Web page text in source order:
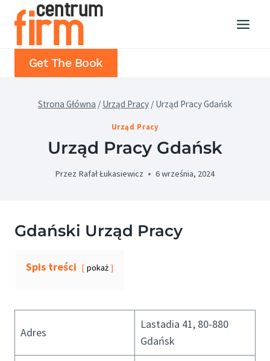
Przejdź
Get The Book
Strona Główna / Urząd Pracy / Urząd Pracy Gdańsk
Urząd Pracy
Urząd Pracy Gdańsk
Przez Rafał Łukasiewicz 6 września, 2024
Gdański Urząd Pracy
Spis treści pokaż
Adres
Lastadia 41, 80-880
Gdańsk